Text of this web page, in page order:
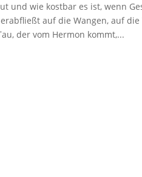
und wie kostbar es ist, wenn
auf die Wangen, auf
der vom Hermon kommt,...